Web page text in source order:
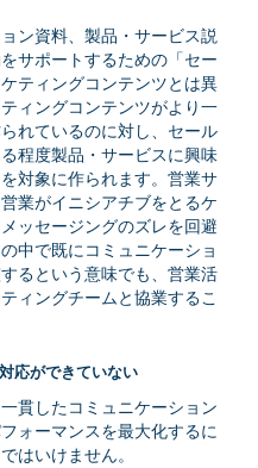
ン資料、製品・サービス説
サポートするための「セー
ティングコンテンツとは異
ィングコンテンツがより一
れているのに対し、セール
程度製品・サービスに興味
対象に作られます。営業サ
業がイニシアチブをとるケ
ッセージングのズレを回避
中で既にコミュニケーショ
るという意味でも、営業活
ィングチームと協業するこ
応ができていない
貫したコミュニケーション
ォーマンスを最大化するに
はいけません。